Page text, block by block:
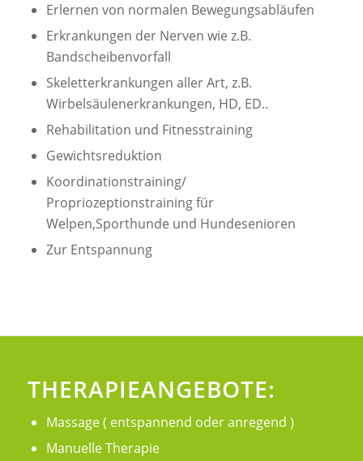
Erlernen von normalen Bewegungsabläufen
Erkrankungen der Nerven wie z.B.
Bandscheibenvorfall
Skeletterkrankungen aller Art, z.B.
Wirbelsäulenerkrankungen, HD, ED..
Rehabilitation und Fitnesstraining
Gewichtsreduktion
Koordinationstraining/
Propriozeptionstraining für
Welpen,Sporthunde und Hundesenioren
Zur Entspannung
THERAPIEANGEBOTE:
Massage ( entspannend oder anregend )
Manuelle Therapie